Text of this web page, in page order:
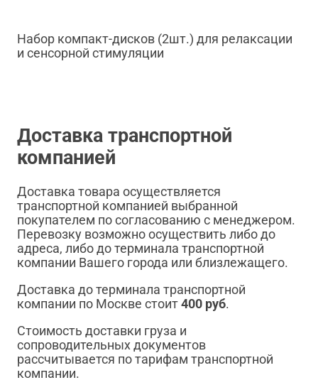
Набор компакт-дисков (2шт.) для релаксации
и сенсорной стимуляции
Доставка транспортной
компанией
Доставка товара осуществляется
транспортной компанией выбранной
покупателем по согласованию с менеджером.
Перевозку возможно осуществить либо до
адреса, либо до терминала транспортной
компании Вашего города или близлежащего.
Доставка до терминала транспортной
компании по Москве стоит400 руб.
Стоимость доставки груза и
сопроводительных документов
рассчитывается по тарифам транспортной
компании.